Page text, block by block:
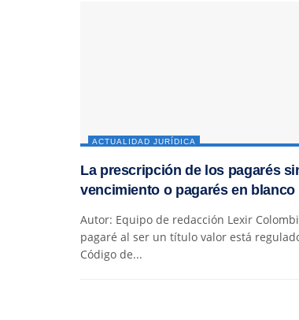
ACTUALIDAD JURÍDICA
La prescripción de los pagarés
vencimiento o pagarés en blanco
Autor: Equipo de redacción Lexir
pagaré al ser un título valor está
Código de...